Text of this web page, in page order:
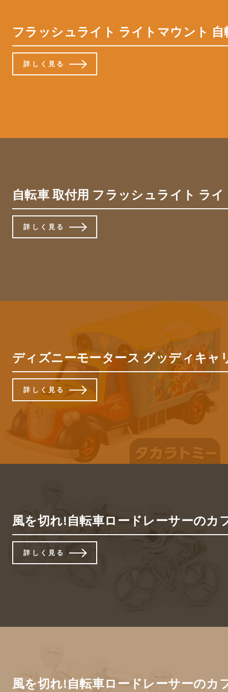
フラッシュライト ライトマウント 自
詳しく見る
自転車 取付用 フラッシュライト ラ
詳しく見る
ディズニーモータース グッディキ
詳しく見る
風を切れ!自転車ロードレーサーのカ
詳しく見る
風を切れ!自転車ロードレーサーのカ